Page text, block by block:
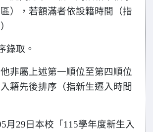
），若額滿者依設籍時間（指
取。
非屬上述第一順位至第四順位
籍先後排序（指新生遷入時間
月29日本校「115學年度新生入